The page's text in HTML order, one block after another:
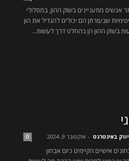
אנשים מתעניינים בשוק ההון, במסלולי
שבעזרתן הם יכולים להגדיל את הון
בשוק ההון הן בהחלט דרך לעשות...
באינטרנט - אוקטובר 9, 2024 0
אישיים הקיימים כיום אבחון